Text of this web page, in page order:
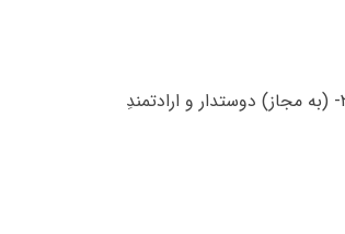
معنی اسم عبدالعلی عبدالعلی اسم پسرانه است، معنی عبدالعلی: (عربی) ۱- بندهی علی؛ ۲- (به مجاز) دوستدار و ارادتمندِ